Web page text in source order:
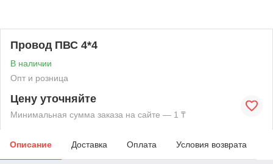
Провод ПВС 4*4
В наличии
Опт и розница
Цену уточняйте
Минимальная сумма заказа на сайте — 1 ₸
Описание Доставка Оплата Условия возврата